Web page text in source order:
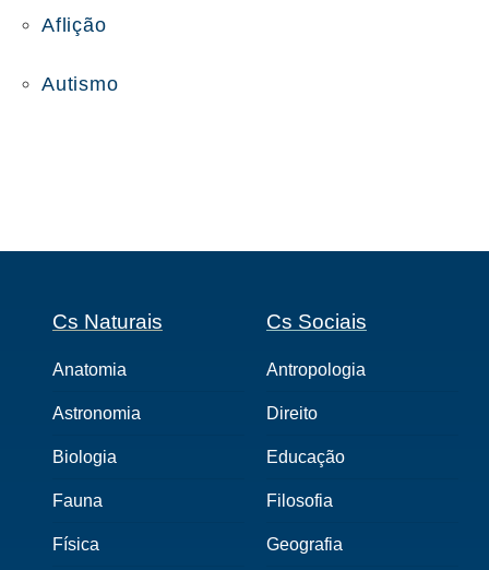
Aflição
Autismo
Cs Naturais
Anatomia
Astronomia
Biologia
Fauna
Física
Cs Sociais
Antropologia
Direito
Educação
Filosofia
Geografia